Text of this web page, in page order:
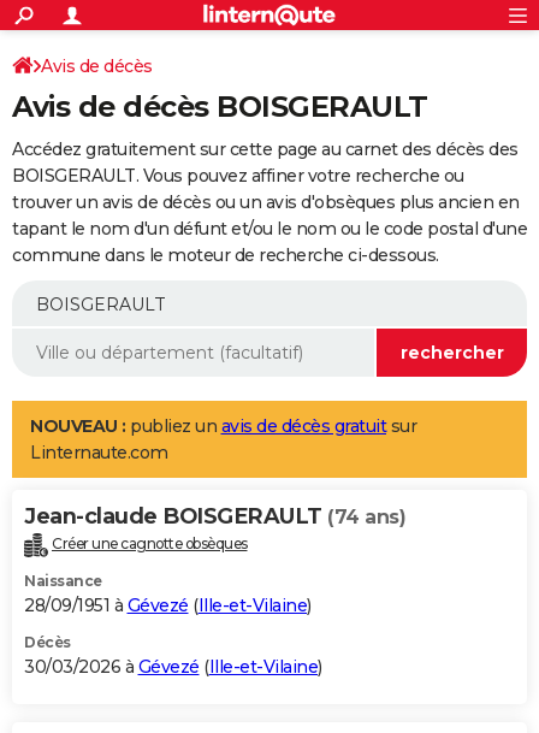
ACTUALITÉS
Politique
Société
Faits Divers
Education
Monde
Villes
+
SPORT
Coupe du monde 2026
Football
Tennis
Cyclisme
Rugby
Forum
Programme TV
TNT
Streaming
Cinéma
Sorties cinéma
Musique
+
FINANCE
Retraite
Epargne
Immobilier
Risques naturels par ville
Assurance
AUTO
Essais
Réserver un essai
Citadines
Berlines
SUV
Forum auto
+
Mobiles
Meilleur smartphone
Internet
Ordinateurs
Jeux vidéo
Guide high-tech
Aménagement intérieur
LIFESTYLE
Art de vivre
Bien-être
Loisirs
Mode
Modes de vie
Alimentation
Guide de la santé
Maladies
Médicaments
Sommeil
VOYAGE
Destinations
City break
Voyage nature
Voyage de noces
Forum
Climat
+PHOTO
GUIDES D'ACHAT
BONS PLANS
Avis de décès
Avis de décès BOISGERAULT
Accédez gratuitement sur cette page au carnet des décès des
BOISGERAULT. Vous pouvez affiner votre recherche ou
trouver un avis de décès ou un avis d'obsèques plus ancien en
tapant le nom d'un défunt et/ou le nom ou le code postal d'une
commune dans le moteur de recherche ci-dessous.
NOUVEAU : publiez un avis de décès gratuitsur
Linternaute.com
Jean-claude BOISGERAULT (74 ans)
Créer une cagnotte obsèques
Naissance
28/09/1951 à Gévezé (Ille-et-Vilaine)
Décès
30/03/2026 à Gévezé (Ille-et-Vilaine)